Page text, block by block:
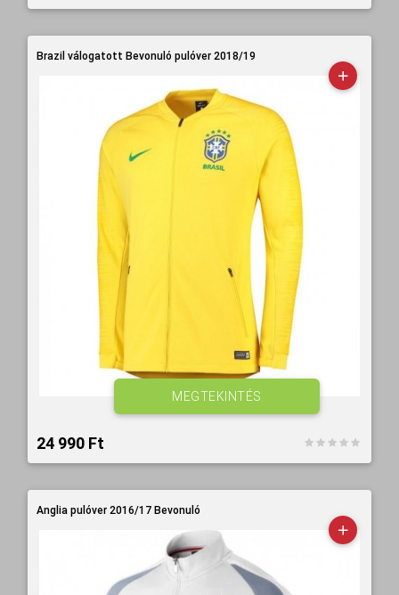
Brazil válogatott Bevonuló pulóver 2018/19
24 990 Ft‎
MEGTEKINTÉS
Anglia pulóver 2016/17 Bevonuló